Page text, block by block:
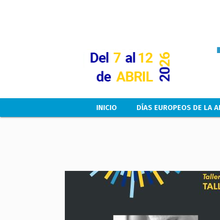
Main navigation
INICIO DÍAS EUROPEOS DE LA